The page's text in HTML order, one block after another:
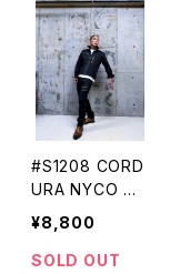
#S1208 CORD
URA NYCO ス
トレッチカーゴパ
ンツ STUD'S
[スタッズ]
¥8,800
SOLD OUT